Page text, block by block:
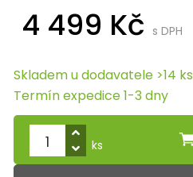
4 499 Kč s DPH
Skladem u dodavatele >14 ks
Termín expedice 1-3 dny
ks